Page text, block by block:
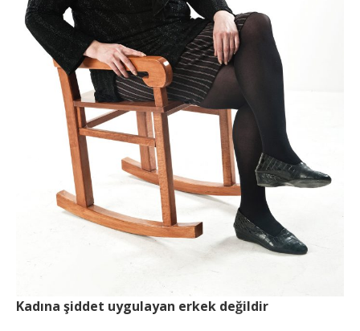
Kadına şiddet uygulayan erkek değildir